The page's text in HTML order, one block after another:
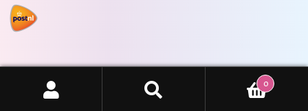
Copyright 2026 - Jan Monnikendam
ZOEKEN
0